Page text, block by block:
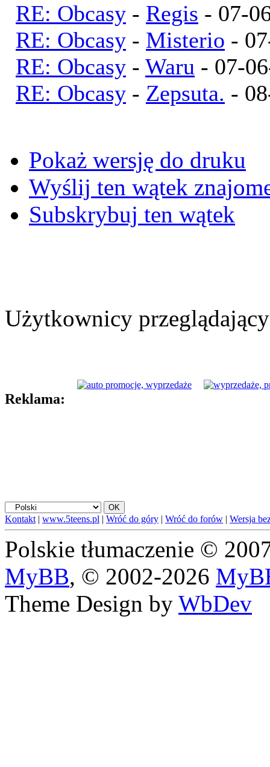
RE: Obcasy - Regis - 07-
RE: Obcasy - Misterio -
RE: Obcasy - Waru - 07-
RE: Obcasy - Zepsuta. -
Pokaż wersję do druku
Wyślij ten wątek
Subskrybuj ten wątek
Użytkownicy
Reklama:
Kontakt | www.5teens.pl | Wróć do góry | Wróć do forów | Wersja
Polskie tłumaczenie ©
MyBB, © 2002-2026
Theme Design by WbDev